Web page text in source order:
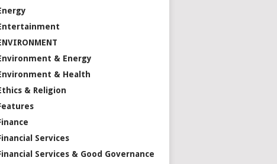
& Energy
& Health
& Religion
Services
Services & Good Governance